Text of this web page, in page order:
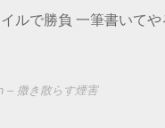
ルで勝負 一筆書いてや
– 撒き散らす煙害